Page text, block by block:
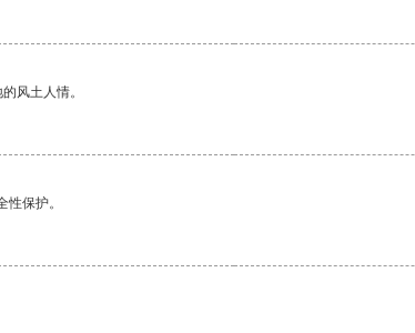
风土人情。
保护。